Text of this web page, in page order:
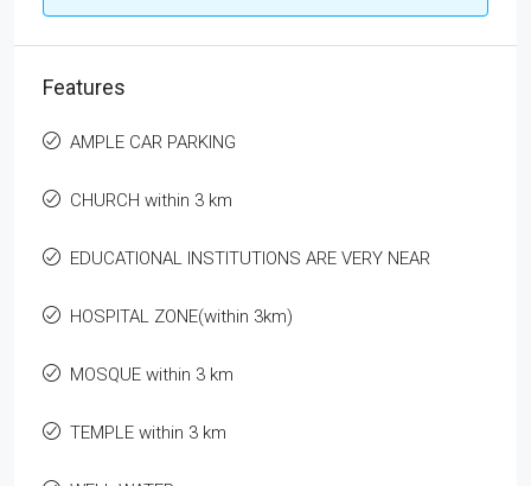
Features
AMPLE CAR PARKING
CHURCH within 3 km
EDUCATIONAL INSTITUTIONS ARE VERY NEAR
HOSPITAL ZONE(within 3km)
MOSQUE within 3 km
TEMPLE within 3 km